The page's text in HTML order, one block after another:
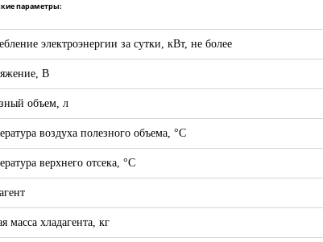
параметры:
электроэнергии за сутки, кВт, не более
В
объем, л
воздуха полезного объема, °C
верхнего отсека, °C
масса хладагента, кг